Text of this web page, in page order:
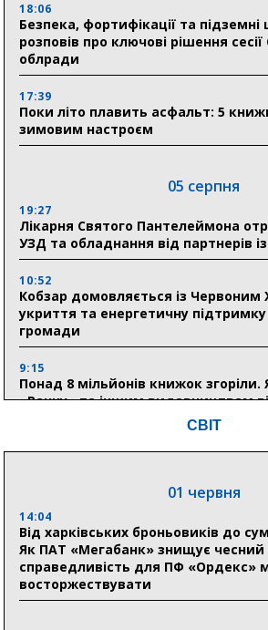
18:06
Безпека, фортифікації та
розповів про ключові рішення
облради
17:39
Поки літо плавить асфальт: 5
зимовим настроєм
05 серпня
19:27
Лікарня Святого Пантелеймона
УЗД та обладнання від партнерів
10:52
Кобзар домовляється із Червоним
укриття та енергетичну
громади
9:15
Понад 8 мільйонів книжок
«Ранку» та іншим видавництвам
04 серпня
Пенсійний фонд Сумщини
на пенсії, страхові виплати та
прифронтових громад
СВІТ
01 червня
14:04
Від харківських броньовиків до
Як ПАТ «Мегабанк» знищує чесний
справедливість для ПФ «Ордекс»
восторжествувати